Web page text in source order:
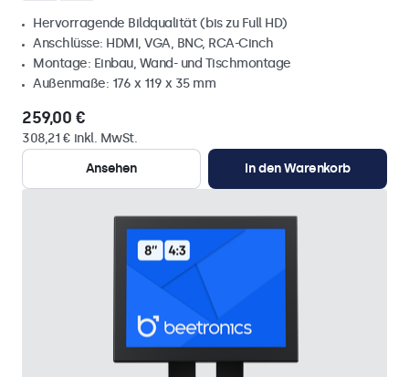
Hervorragende Bildqualität (bis zu Full HD)
Anschlüsse: HDMI, VGA, BNC, RCA-Cinch
Montage: Einbau, Wand- und Tischmontage
Außenmaße: 176 x 119 x 35 mm
259,00 €
308,21 € inkl. MwSt.
Ansehen
In den Warenkorb